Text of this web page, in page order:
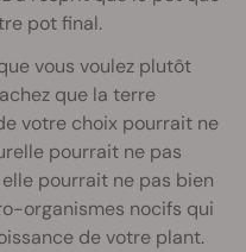
pot final.
vous voulez plutôt
que la terre
votre choix pourrait ne
pourrait ne pas
pourrait ne pas bien
organismes nocifs qui
de votre plant.